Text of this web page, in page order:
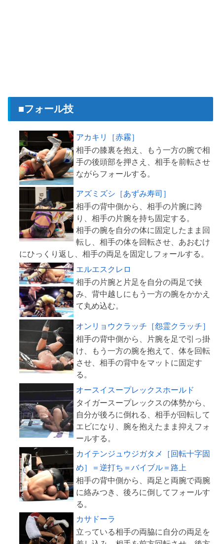
■フォール技
アカキリ［赤霧］
相手の膝裏を抱え、もう一方の腕で相
手の後頭部を押さえ、相手を前転させ
アズミズシ［あずみ寿司］
相手の背中側から、相手の片腕に跨
り、相手の片腕を持ち固定する。
相手の腕を自分の体に固定したまま回
転し、相手の体を回転させ、あおむけ
エルエスクレロ
相手の片腕と片足を自分の両足で挟
み、背中越しにもう一方の腕をかかえ
オンリョウクラッチ［怨霊クラッチ］
相手の背中側から、片腕を足で引っ掛
け、もう一方の腕を抱えて、体を回転
させ、相手の背中をマットに固定す
オースイスープレックスホールド
タイガースープレックスの体勢から、
自分が後ろに倒れる、相手が回転して
エビになり、腕を抱えたまま抑えフォ
カイテンジュウジガタメ［回転十字固
め］＝逆打ち＝バイブル＝路上
相手の背中側から、両足と両腕で両腕
に絡みつき、後ろに倒してフォールす
カサドーラ
立っている相手の両脇に自分の両足を